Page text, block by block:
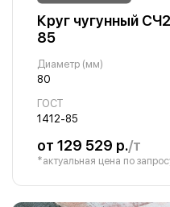
Круг чугунный
85
Диаметр (мм)
80
ГОСТ
1412-85
от 129 529 р./т
*актуальная цена по